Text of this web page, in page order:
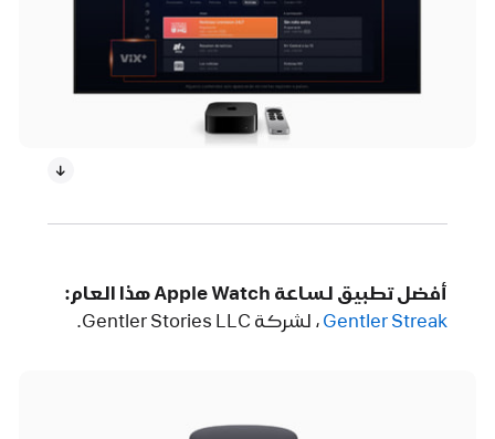
أفضل تطبيق لساعة Apple Watch هذا العام:
Gentler Streak ‏ ، لشركة Gentler Stories LLC.